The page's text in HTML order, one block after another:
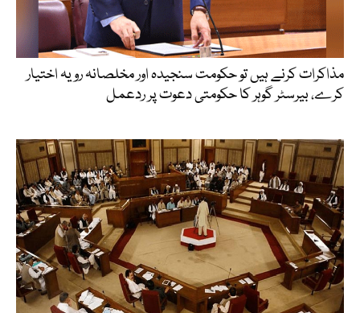
مذاکرات کرنے ہیں تو حکومت سنجیدہ اور مخلصانہ رویہ اختیار
کرے، بیرسٹر گوہر کا حکومتی دعوت پر ردعمل